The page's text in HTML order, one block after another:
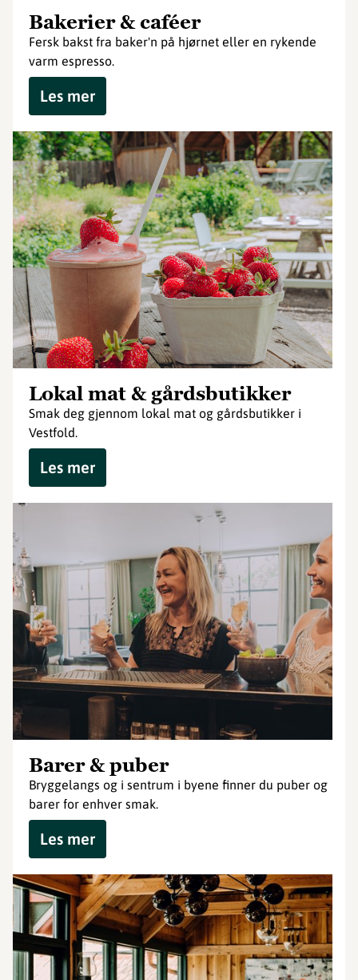
Bakerier & caféer
Fersk bakst fra baker'n på hjørnet eller en rykende
varm espresso.
Les mer
Lokal mat & gårdsbutikker
Smak deg gjennom lokal mat og gårdsbutikker i
Vestfold.
Les mer
Barer & puber
Bryggelangs og i sentrum i byene finner du puber og
barer for enhver smak.
Les mer